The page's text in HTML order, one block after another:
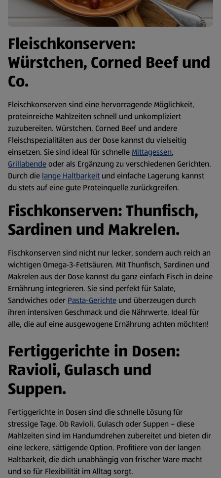
Fleischkonserven:
Würstchen, Corned Beef und
Co.
Fleischkonserven sind eine hervorragende Möglichkeit,
proteinreiche Mahlzeiten schnell und unkompliziert
zuzubereiten. Würstchen, Corned Beef und andere
Fleischspezialitäten aus der Dose kannst du vielseitig
einsetzen. Sie sind ideal für schnelle Mittagessen,
Grillabendeoder als Ergänzung zu verschiedenen Gerichten.
Durch die lange Haltbarkeit und einfache Lagerung kannst
du stets auf eine gute Proteinquelle zurückgreifen.
Fischkonserven: Thunfisch,
Sardinen und Makrelen.
Fischkonserven sind nicht nur lecker, sondern auch reich an
wichtigen Omega-3-Fettsäuren. Mit Thunfisch, Sardinen und
Makrelen aus der Dose kannst du ganz einfach Fisch in deine
Ernährung integrieren. Sie sind perfekt für Salate,
Sandwiches oder Pasta-Gerichte und überzeugen durch
ihren intensiven Geschmack und die Nährwerte. Ideal für
alle, die auf eine ausgewogene Ernährung achten möchten!
Fertiggerichte in Dosen:
Ravioli, Gulasch und
Suppen.
Fertiggerichte in Dosen sind die schnelle Lösung für
stressige Tage. Ob Ravioli, Gulasch oder Suppen – diese
Mahlzeiten sind im Handumdrehen zubereitet und bieten dir
eine leckere, sättigende Option. Profitiere von der langen
Haltbarkeit, die dich unabhängig von frischer Ware macht
und so für Flexibilität im Alltag sorgt.